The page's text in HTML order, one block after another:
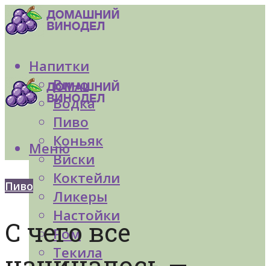
Напитки
Вино
Водка
Пиво
Коньяк
Виски
Коктейли
Ликеры
Настойки
Ром
Текила
Меню
Пиво
С чего все